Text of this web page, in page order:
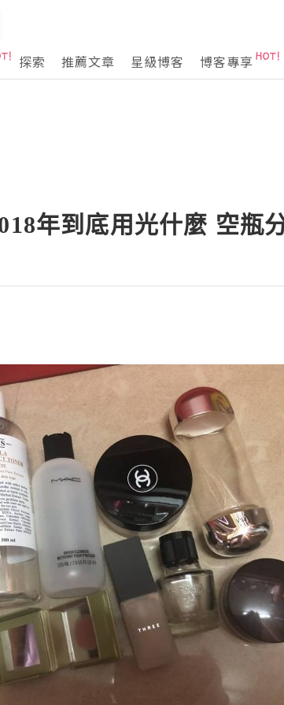
探索
推薦文章 星級博客 博客專享
年到底用光什麼 空瓶